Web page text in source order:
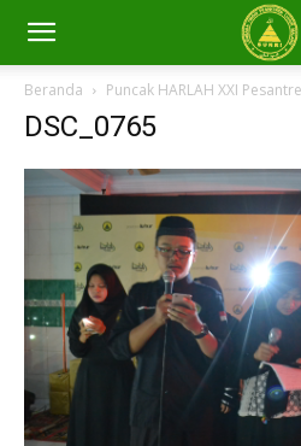
Beranda Puncak HARLAH XXI
DSC_0765